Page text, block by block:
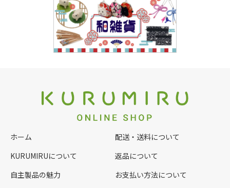
ホーム
KURUMIRUについて
自主製品の魅力
配送・送料について
返品について
お支払い方法について